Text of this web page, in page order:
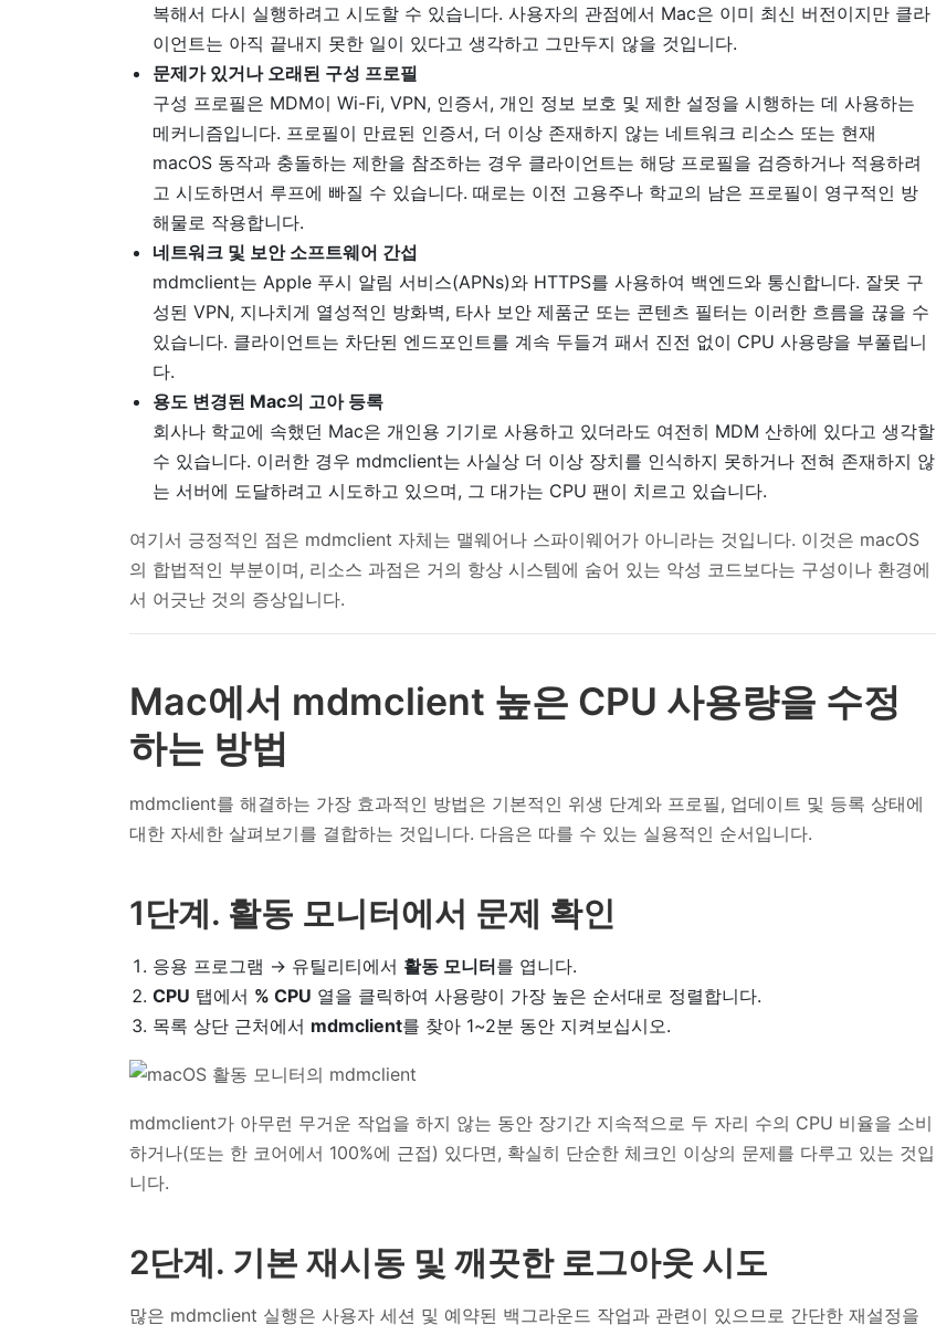
복해서 다시 실행하려고 시도할 수 있습니다. 사용자의 관점에서 Mac은 이미 최신 버전이지만 클라
이언트는 아직 끝내지 못한 일이 있다고 생각하고 그만두지 않을 것입니다.
문제가 있거나 오래된 구성 프로필
구성 프로필은 MDM이 Wi-Fi, VPN, 인증서, 개인 정보 보호 및 제한 설정을 시행하는 데 사용하는
메커니즘입니다. 프로필이 만료된 인증서, 더 이상 존재하지 않는 네트워크 리소스 또는 현재
macOS 동작과 충돌하는 제한을 참조하는 경우 클라이언트는 해당 프로필을 검증하거나 적용하려
고 시도하면서 루프에 빠질 수 있습니다. 때로는 이전 고용주나 학교의 남은 프로필이 영구적인 방
해물로 작용합니다.
네트워크 및 보안 소프트웨어 간섭
mdmclient는 Apple 푸시 알림 서비스(APNs)와 HTTPS를 사용하여 백엔드와 통신합니다. 잘못 구
성된 VPN, 지나치게 열성적인 방화벽, 타사 보안 제품군 또는 콘텐츠 필터는 이러한 흐름을 끊을 수
있습니다. 클라이언트는 차단된 엔드포인트를 계속 두들겨 패서 진전 없이 CPU 사용량을 부풀립니
다.
용도 변경된 Mac의 고아 등록
회사나 학교에 속했던 Mac은 개인용 기기로 사용하고 있더라도 여전히 MDM 산하에 있다고 생각할
수 있습니다. 이러한 경우 mdmclient는 사실상 더 이상 장치를 인식하지 못하거나 전혀 존재하지 않
는 서버에 도달하려고 시도하고 있으며, 그 대가는 CPU 팬이 치르고 있습니다.
여기서 긍정적인 점은 mdmclient 자체는 맬웨어나 스파이웨어가 아니라는 것입니다. 이것은 macOS
의 합법적인 부분이며, 리소스 과점은 거의 항상 시스템에 숨어 있는 악성 코드보다는 구성이나 환경에
서 어긋난 것의 증상입니다.
Mac에서 mdmclient 높은 CPU 사용량을 수정
하는 방법
mdmclient를 해결하는 가장 효과적인 방법은 기본적인 위생 단계와 프로필, 업데이트 및 등록 상태에
대한 자세한 살펴보기를 결합하는 것입니다. 다음은 따를 수 있는 실용적인 순서입니다.
1단계. 활동 모니터에서 문제 확인
응용 프로그램 → 유틸리티에서 활동 모니터를 엽니다.
CPU 탭에서 % CPU 열을 클릭하여 사용량이 가장 높은 순서대로 정렬합니다.
목록 상단 근처에서 mdmclient를 찾아 1~2분 동안 지켜보십시오.
mdmclient가 아무런 무거운 작업을 하지 않는 동안 장기간 지속적으로 두 자리 수의 CPU 비율을 소비
하거나(또는 한 코어에서 100%에 근접) 있다면, 확실히 단순한 체크인 이상의 문제를 다루고 있는 것입
니다.
2단계. 기본 재시동 및 깨끗한 로그아웃 시도
많은 mdmclient 실행은 사용자 세션 및 예약된 백그라운드 작업과 관련이 있으므로 간단한 재설정을